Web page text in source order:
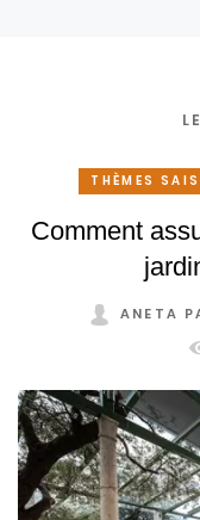
THÈMES
Comment
ANETA